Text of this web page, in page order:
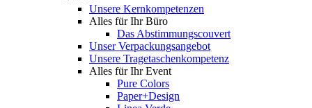
Unsere Kernkompetenzen
Alles für Ihr Büro
Das Abstimmungscouvert
Unser Verpackungsangebot
Unsere Tragetaschenkompetenz
Alles für Ihr Event
Pure Colors
Paper+Design